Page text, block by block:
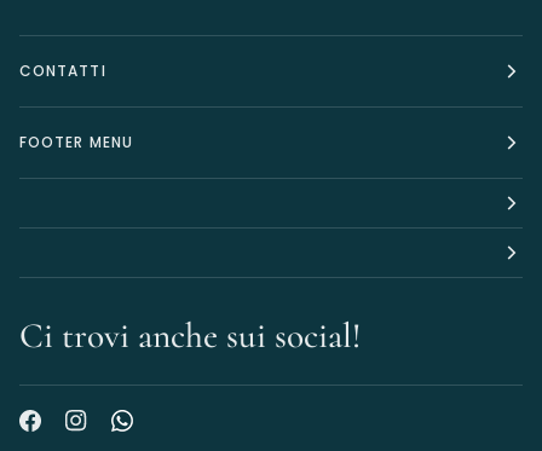
CONTATTI
FOOTER MENU
Ci trovi anche sui social!